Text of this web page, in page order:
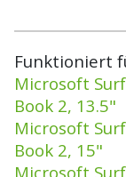
Funktioniert
Microsoft
Book 2, 13.5"
Microsoft
Book 2, 15"
Microsoft